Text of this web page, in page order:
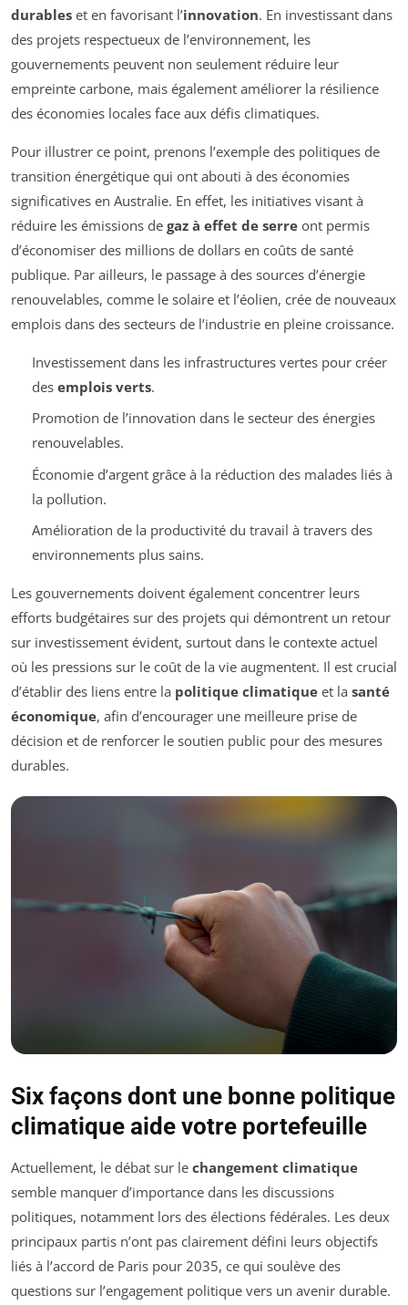
durables et en favorisant l’innovation. En investissant dans
des projets respectueux de l’environnement, les
gouvernements peuvent non seulement réduire leur
empreinte carbone, mais également améliorer la résilience
des économies locales face aux défis climatiques.
Pour illustrer ce point, prenons l’exemple des politiques de
transition énergétique qui ont abouti à des économies
significatives en Australie. En effet, les initiatives visant à
réduire les émissions de gaz à effet de serre ont permis
d’économiser des millions de dollars en coûts de santé
publique. Par ailleurs, le passage à des sources d’énergie
renouvelables, comme le solaire et l’éolien, crée de nouveaux
emplois dans des secteurs de l’industrie en pleine croissance.
Investissement dans les infrastructures vertes pour créer
des emplois verts.
Promotion de l’innovation dans le secteur des énergies
renouvelables.
Économie d’argent grâce à la réduction des malades liés à
la pollution.
Amélioration de la productivité du travail à travers des
environnements plus sains.
Les gouvernements doivent également concentrer leurs
efforts budgétaires sur des projets qui démontrent un retour
sur investissement évident, surtout dans le contexte actuel
où les pressions sur le coût de la vie augmentent. Il est crucial
d’établir des liens entre la politique climatique et la santé
économique, afin d’encourager une meilleure prise de
décision et de renforcer le soutien public pour des mesures
durables.
Six façons dont une bonne politique
climatique aide votre portefeuille
Actuellement, le débat sur le changement climatique
semble manquer d’importance dans les discussions
politiques, notamment lors des élections fédérales. Les deux
principaux partis n’ont pas clairement défini leurs objectifs
liés à l’accord de Paris pour 2035, ce qui soulève des
questions sur l’engagement politique vers un avenir durable.